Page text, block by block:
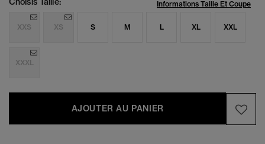
Informations Taille Et Coupe
XXS XS S M L XL XXL
XXXL
AJOUTER AU PANIER